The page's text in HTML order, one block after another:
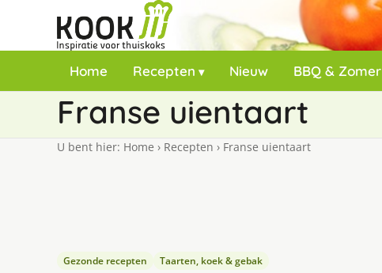
Home Recepten Nieuw BBQ & Zomer
Franse uientaart
U bent hier: Home › Recepten › Franse uientaart
Gezonde recepten Taarten, koek & gebak